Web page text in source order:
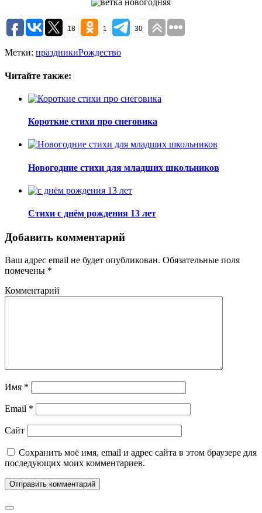
18 1 30
Метки: праздникиРождество
Читайте также:
Короткие стихи про снеговика
Новогодние стихи для младших школьников
Стихи с днём рождения 13 лет
Добавить комментарий
Ваш адрес email не будет опубликован. Обязательные поля
помечены *
Комментарий
Имя *
Email *
Сайт
Сохранить моё имя, email и адрес сайта в этом браузере для
последующих моих комментариев.